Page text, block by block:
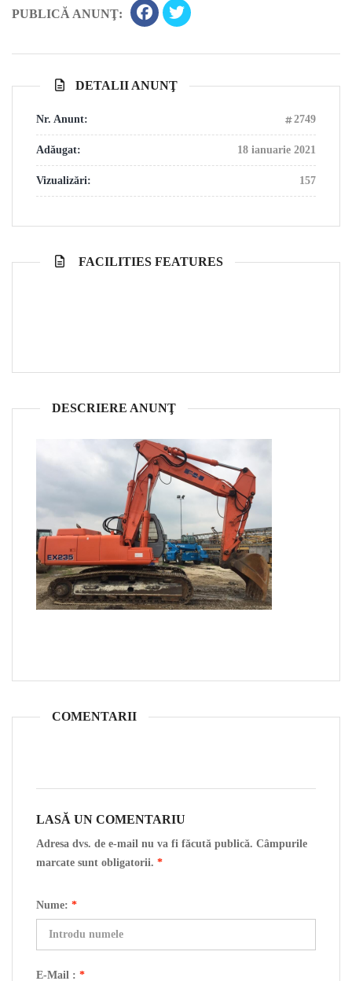
PUBLICĂ ANUNŢ:
DETALII ANUNŢ
Nr. Anunt: 2749
Adăugat: 18 ianuarie 2021
Vizualizări: 157
FACILITIES FEATURES
DESCRIERE ANUNŢ
COMENTARII
LASĂ UN COMENTARIU
Adresa dvs. de e-mail nu va fi făcută publică. Câmpurile
marcate sunt obligatorii. *
Nume: *
E-Mail : *